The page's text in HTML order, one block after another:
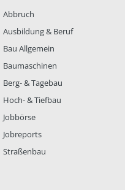
Abbruch
Ausbildung & Beruf
Bau Allgemein
Baumaschinen
Berg- & Tagebau
Hoch- & Tiefbau
Jobbörse
Jobreports
Straßenbau